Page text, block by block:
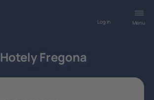
Menu
Log in
Hotely Fregona